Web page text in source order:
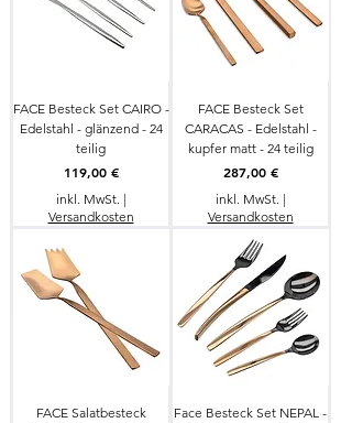
FACE Besteck Set CAIRO -
Edelstahl - glänzend - 24
teilig
Preis
119,00 €
inkl. MwSt. |
Versandkosten
FACE Besteck Set
CARACAS - Edelstahl -
kupfer matt - 24 teilig
Preis
287,00 €
inkl. MwSt. |
Versandkosten
FACE Salatbesteck
Face Besteck Set NEPAL -